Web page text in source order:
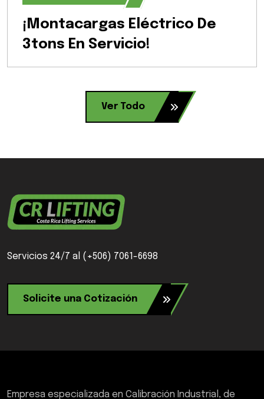
¡Montacargas Eléctrico De
3tons En Servicio!
Ver Todo
Servicios 24/7 al (+506) 7061-6698
Solicite una Cotización
Empresa especializada en Calibración Industrial, de